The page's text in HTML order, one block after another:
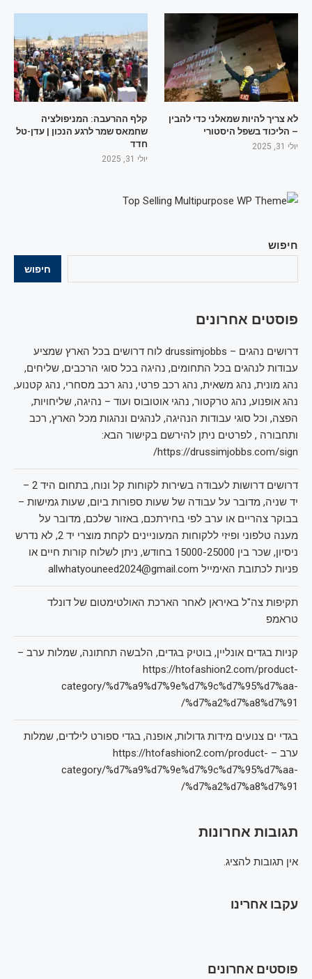
חיפוש
חיפוש
פוסטים אחרונים
דרושים נהגים – drussimjobbs לוח דרושים בכל הארץ שמציע
עבודות לנהגים בכל התחומים, נהיגה בכל סוגי הרכבים, שליחים,
נהג מונית, נהג משאית, נהג רכב פרטי, נהג רכב מסחרי, נהג קטנוע,
נהג אופנוע, נהג טרקטור, נהגי אוטובוס ועוד – נהיגה, שליחויות,
הפצה, וכל סוגי עבודות הנהיגה, לנהגים ונהגות מכל הארץ, רכב
ותחבורה , לפרטים ניתן להירשם בקישור הבא:
https://drussimjobbs.com/sign/
דרושים דרושות לעבודה בשירות לקוחות קל ונוח, בתחום היד 2 –
יד שניה, מדובר על עבודה של שעות ספורות ביום, שעות גמישות –
בבוקר צהריים או ערב לפי בחירתכם, באזור שלכם, מדובר על
מענה טלפוני ופיזי ללקוחות המעוניינים לקחת מוצרי יד 2, לא נדרש
ניסיון, שכר בין 15000-25000 בחודש, ניתן לשלוח קורות חיים או
פניות לכתובת האימייל allwhatyouneed2024@gmail.com
תקיפות צה"ל באיראן לאחר הארכת האולטימטום של דונלד
טראמפ
קניות בגדים אונליין, בוטיק בגדים, הלבשה תחתונה, שמלות ערב –
https://htofashion2.com/product-
category/%d7%a9%d7%9e%d7%9c%d7%95%d7%aa-
%d7%a2%d7%a8%d7%91/
בגדי ים צנועים מידות גדולות, אופנה, בגדי ספורט לילדים, שמלות
ערב – https://htofashion2.com/product-
category/%d7%a9%d7%9e%d7%9c%d7%95%d7%aa-
%d7%a2%d7%a8%d7%91/
תגובות אחרונות
אין תגובות להציג.
עקבו אחרינו
פוסטים אחרונים
לא צריך להיות שמאלני כדי להבין
– הליכוד בשפל היסטורי
יולי 31, 2025
קלף ההרעבה: המניפולציה
שחמאס שמר לרגע הנכון | עדן-טל
חדד
יולי 31, 2025